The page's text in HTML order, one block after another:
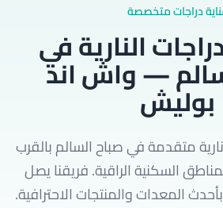
دراجات متخصصة
النارية في
— واش اند
بوليش
متقدمة في صباح السالم بالقرب
السكنية الراقية. فريقنا يصل